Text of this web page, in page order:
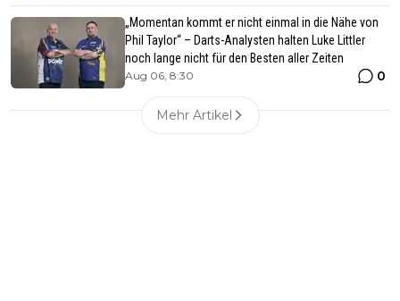
„Momentan kommt er nicht einmal in die Nähe von
Phil Taylor“ – Darts-Analysten halten Luke Littler
noch lange nicht für den Besten aller Zeiten
Aug 06, 8:30 0
Mehr Artikel